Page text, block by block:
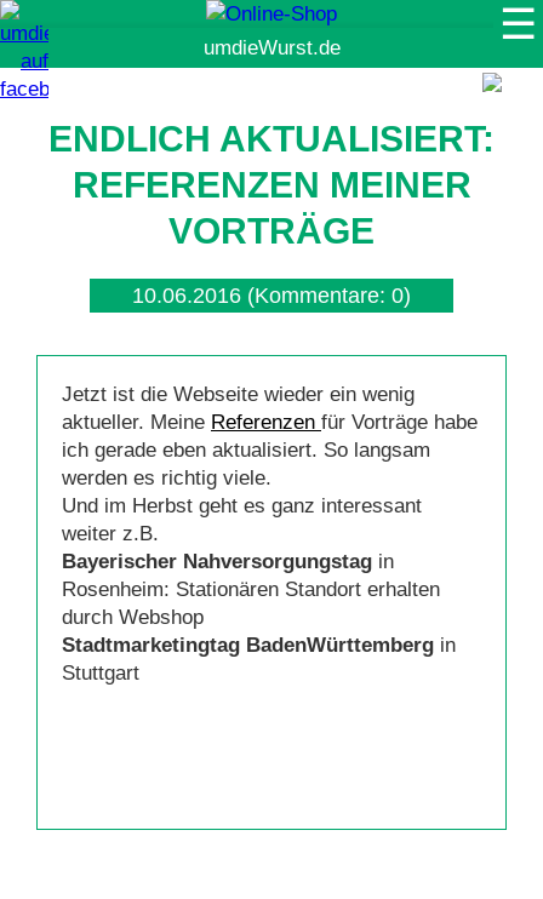
ENDLICH AKTUALISIERT:
REFERENZEN MEINER
VORTRÄGE
10.06.2016 (Kommentare: 0)
Jetzt ist die Webseite wieder ein wenig
aktueller. Meine Referenzen für Vorträge habe
ich gerade eben aktualisiert. So langsam
werden es richtig viele.
Und im Herbst geht es ganz interessant
weiter z.B.
Bayerischer Nahversorgungstag in
Rosenheim: Stationären Standort erhalten
durch Webshop
Stadtmarketingtag BadenWürttemberg in
Stuttgart
☰